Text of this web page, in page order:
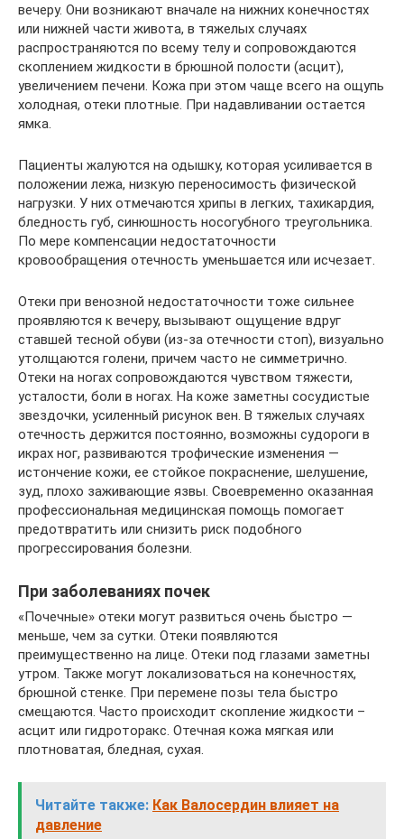
вечеру. Они возникают вначале на нижних конечностях
или нижней части живота, в тяжелых случаях
распространяются по всему телу и сопровождаются
скоплением жидкости в брюшной полости (асцит),
увеличением печени. Кожа при этом чаще всего на ощупь
холодная, отеки плотные. При надавливании остается
ямка.
Пациенты жалуются на одышку, которая усиливается в
положении лежа, низкую переносимость физической
нагрузки. У них отмечаются хрипы в легких, тахикардия,
бледность губ, синюшность носогубного треугольника.
По мере компенсации недостаточности
кровообращения отечность уменьшается или исчезает.
Отеки при венозной недостаточности тоже сильнее
проявляются к вечеру, вызывают ощущение вдруг
ставшей тесной обуви (из-за отечности стоп), визуально
утолщаются голени, причем часто не симметрично.
Отеки на ногах сопровождаются чувством тяжести,
усталости, боли в ногах. На коже заметны сосудистые
звездочки, усиленный рисунок вен. В тяжелых случаях
отечность держится постоянно, возможны судороги в
икрах ног, развиваются трофические изменения —
истончение кожи, ее стойкое покраснение, шелушение,
зуд, плохо заживающие язвы. Своевременно оказанная
профессиональная медицинская помощь помогает
предотвратить или снизить риск подобного
прогрессирования болезни.
При заболеваниях почек
«Почечные» отеки могут развиться очень быстро —
меньше, чем за сутки. Отеки появляются
преимущественно на лице. Отеки под глазами заметны
утром. Также могут локализоваться на конечностях,
брюшной стенке. При перемене позы тела быстро
смещаются. Часто происходит скопление жидкости –
асцит или гидроторакс. Отечная кожа мягкая или
плотноватая, бледная, сухая.
Читайте также: Как Валосердин влияет на
давление